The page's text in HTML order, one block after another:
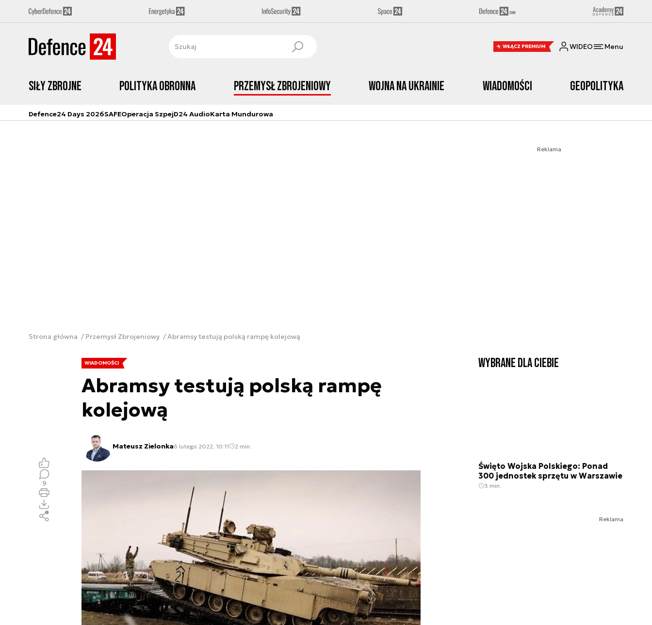
WŁĄCZ PREMIUM WIDEO Menu
Siły zbrojne Polityka obronna Przemysł Zbrojeniowy Wojna na Ukrainie Wiadomości Geopolityka
Defence24 Days 2026SAFEOperacja SzpejD24 AudioKarta Mundurowa
Reklama
Strona główna Przemysł Zbrojeniowy Abramsy testują polską rampę kolejową
WIADOMOŚCI
Abramsy testują polską rampę
kolejową
Mateusz Zielonka6 lutego 2022, 10:11 2 min.
9
Wybrane dla Ciebie
Święto Wojska Polskiego: Ponad
300 jednostek sprzętu w Warszawie
3 min.
Reklama